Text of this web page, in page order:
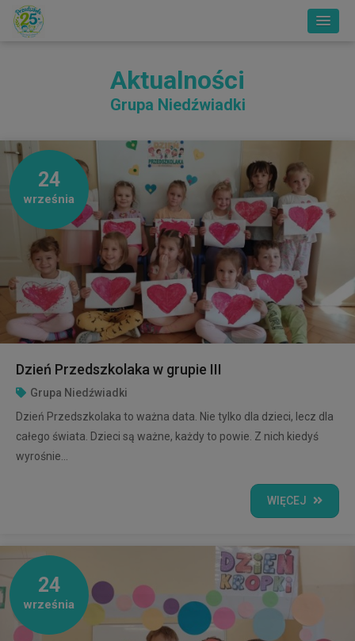
Aktualności
Grupa Niedźwiadki
24
września
Dzień Przedszkolaka w grupie III
Grupa Niedźwiadki
Dzień Przedszkolaka to ważna data. Nie tylko dla dzieci, lecz dla
całego świata. Dzieci są ważne, każdy to powie. Z nich kiedyś
wyrośnie...
WIĘCEJ
24
września